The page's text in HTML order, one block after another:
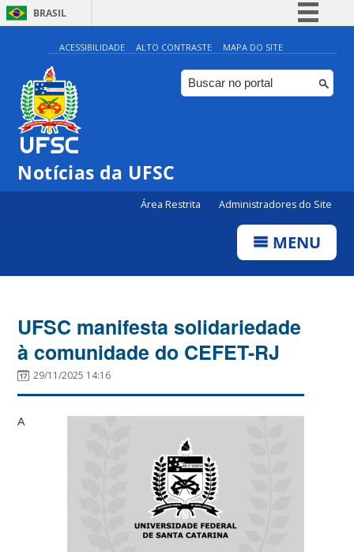
BRASIL
Simplifique!
Comunica BR
Participe
ACESSIBILIDADE ALTO CONTRASTE MAPA DO SITE
Notícias da UFSC
Área Restrita Administradores do Site
MENU
UFSC manifesta solidariedade
à comunidade do CEFET-RJ
29/11/2025 14:16
A